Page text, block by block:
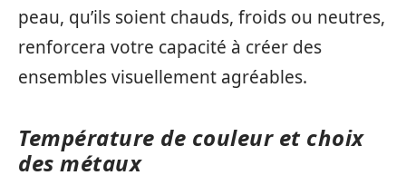
peau, qu’ils soient chauds, froids ou neutres,
renforcera votre capacité à créer des
ensembles visuellement agréables.
Température de couleur et choix
des métaux